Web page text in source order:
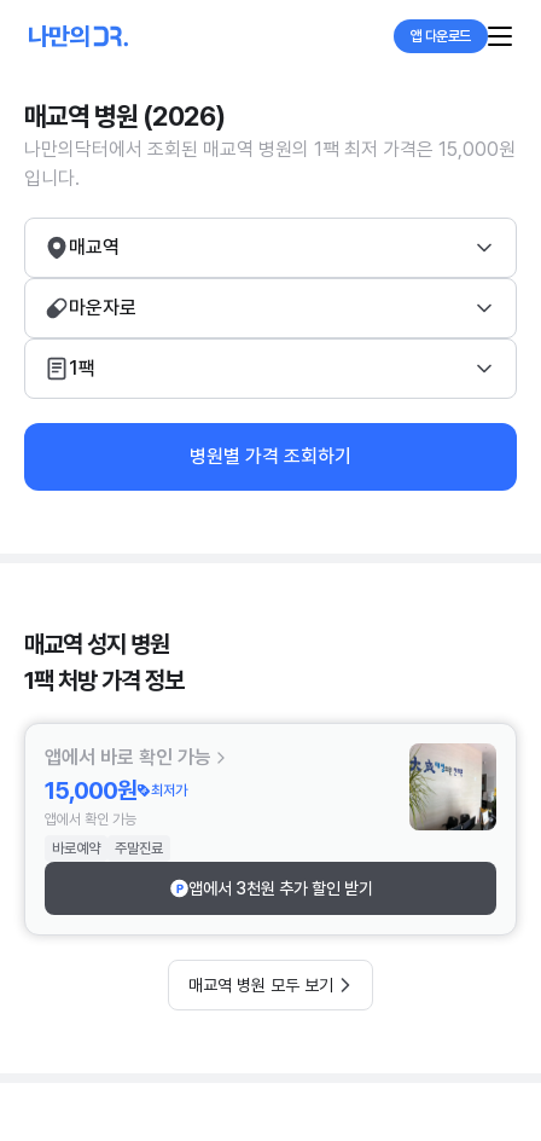
앱 다운로드
매교역 병원 (2026)
나만의닥터에서 조회된 매교역 병원의 1팩 최저 가격은 15,000원
입니다.
매교역
마운자로
1팩
병원별 가격 조회하기
매교역 성지 병원
1팩 처방 가격 정보
앱에서 바로 확인 가능
15,000원
최저가
앱에서 확인 가능
바로예약
주말진료
앱에서 3천원 추가 할인 받기
매교역 병원 모두 보기